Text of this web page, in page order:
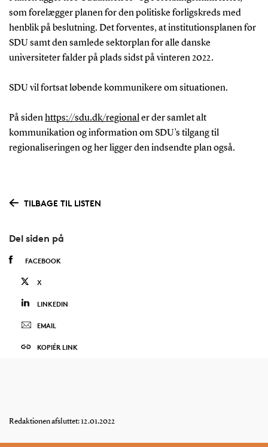
som forelægger planen for den politiske forligskreds med
henblik på beslutning. Det forventes, at institutionsplanen for
SDU samt den samlede sektorplan for alle danske
universiteter falder på plads sidst på vinteren 2022.
SDU vil fortsat løbende kommunikere om situationen.
På sidenhttps://sdu.dk/regionaler der samlet alt
kommunikation og information om SDU’s tilgang til
regionaliseringen og her ligger den indsendte plan også.
TILBAGE TIL LISTEN
Del siden på
FACEBOOK
X
LINKEDIN
EMAIL
KOPIÉR LINK
Redaktionen afsluttet: 12.01.2022